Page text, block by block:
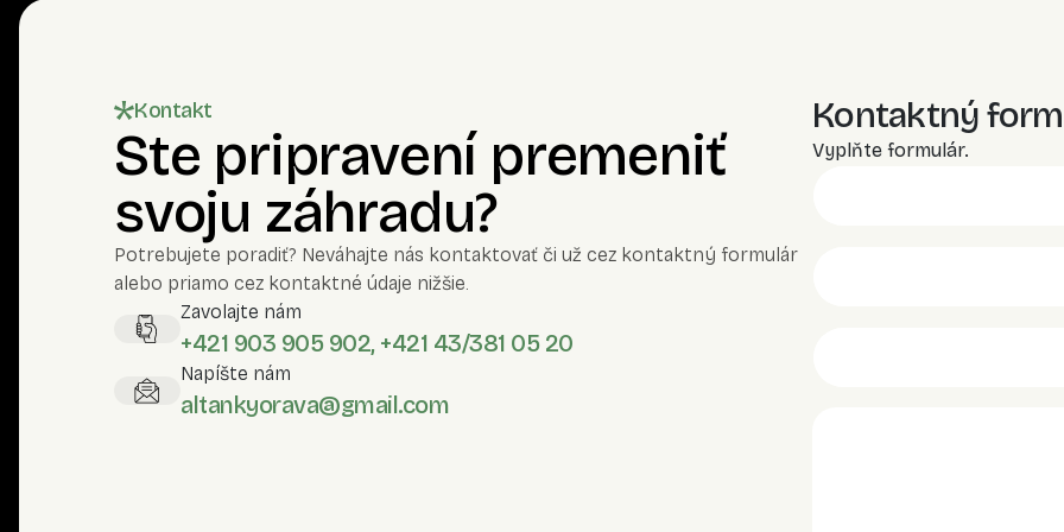
Kontakt
Ste pripravení premeniť
svoju záhradu?
Potrebujete poradiť? Neváhajte nás kontaktovať či už cez kontaktný formulár
alebo priamo cez kontaktné údaje nižšie.
Zavolajte nám
+421 903 905 902, +421 43/381 05 20
Napíšte nám
altankyorava@gmail.com
Kontaktný
Vyplňte formulár.